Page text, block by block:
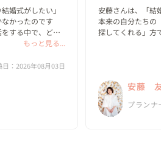
婚式がしたい」
かったのです
する中で、どん
んどん具体的にな
として...
もっと見る...
日：2026年08月03日
安藤さんは、「結
本来の自分たちの
探してくれる」方
新郎・新婦に招待
の、ほと...
安藤
プランナ